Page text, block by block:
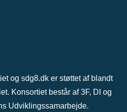
og sdg8.dk er støttet af blandt
Konsortiet består af 3F, DI og
Udviklingssamarbejde.